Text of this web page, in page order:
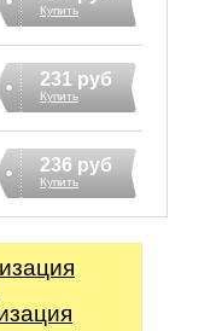
Купить
231 руб
Купить
236 руб
Купить